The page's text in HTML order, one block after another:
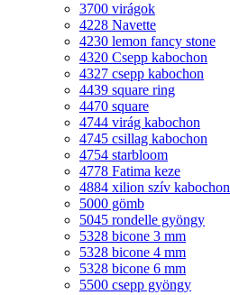
3700 virágok
4228 Navette
4230 lemon fancy stone
4320 Csepp kabochon
4327 csepp kabochon
4439 square ring
4470 square
4744 virág kabochon
4745 csillag kabochon
4754 starbloom
4778 Fatima keze
4884 xilion szív kabochon
5000 gömb
5045 rondelle gyöngy
5328 bicone 3 mm
5328 bicone 4 mm
5328 bicone 6 mm
5500 csepp gyöngy